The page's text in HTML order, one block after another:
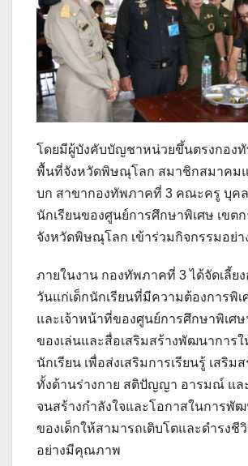
โดยมีผู้บังคับบัญชาหน่วยขึ้นตรงกอง
พื้นที่จังหวัดพิษณุโลก สมาชิกสมาคม
บก สาขากองทัพภาคที่ 3 คณะครู บุคล
นักเรียนของศูนย์การศึกษาพิเศษ เขต
จังหวัดพิษณุโลก เข้าร่วมกิจกรรมอย่า
ภายในงาน กองทัพภาคที่ 3 ได้จัดเลี้ย
วันแก่เด็กนักเรียนที่มีความต้องการพิ
และเจ้าหน้าที่ของศูนย์การศึกษาพิเศ
ของเล่นและสื่อเสริมสร้างพัฒนาการใ
นักเรียน เพื่อส่งเสริมการเรียนรู้ เสริม
ทั้งด้านร่างกาย สติปัญญา อารมณ์ แล
จนสร้างกำลังใจและโอกาสในการพั
ของเด็กให้สามารถเติบโตและดำรงชี
อย่างมีคุณภาพ